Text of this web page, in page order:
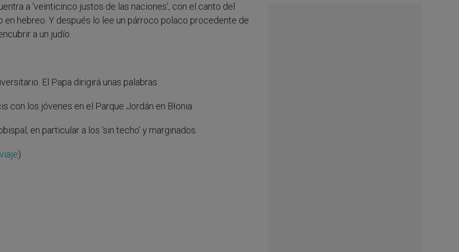
a ‘veinticinco justos de las naciones’, con el canto del
en hebreo. Y después lo lee un párroco polaco procedente de
a un judío.
El Papa dirigirá unas palabras.
con los jóvenes en el Parque Jordán en Błonia.
en particular a los ‘sin techo’ y marginados.
)